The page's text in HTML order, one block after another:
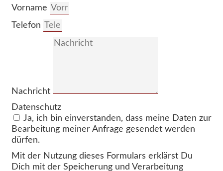
Vorname
Telefon
Nachricht
Datenschutz
Ja, ich bin einverstanden, dass meine Daten zur
Bearbeitung meiner Anfrage gesendet werden
dürfen.
Mit der Nutzung dieses Formulars erklärst Du
Dich mit der Speicherung und Verarbeitung